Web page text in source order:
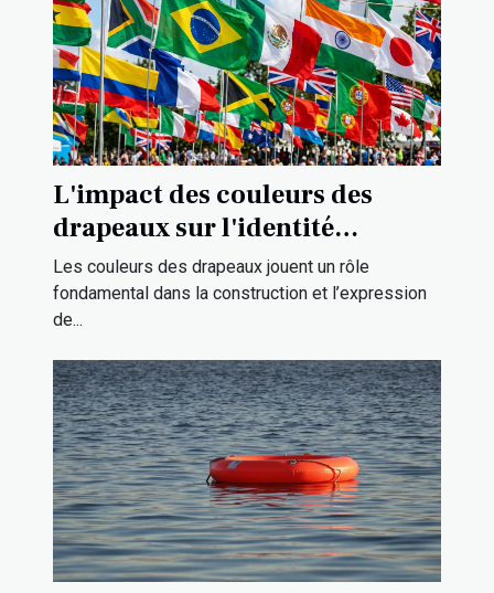
L'impact des couleurs des
drapeaux sur l'identité
culturelle
Les couleurs des drapeaux jouent un rôle
fondamental dans la construction et l’expression
de...